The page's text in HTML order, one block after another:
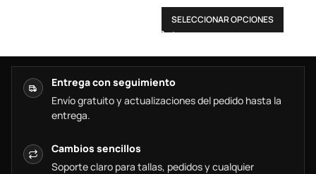
SELECCIONAR OPCIONES
Entrega con seguimiento
Envío gratuito y actualizaciones del pedido hasta la
entrega.
Cambios sencillos
Soporte claro para tallas, pedidos y cualquier